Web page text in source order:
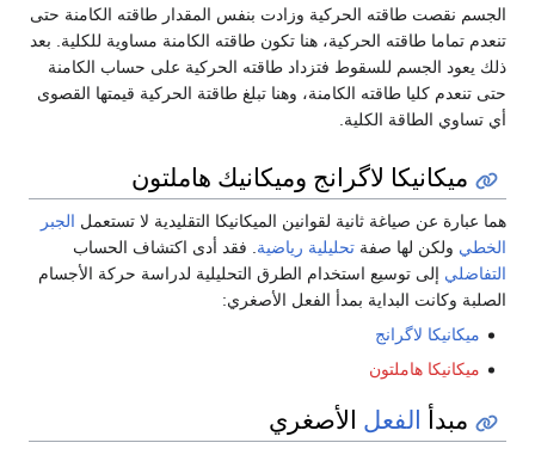
الجسم نقصت طاقته الحركية وزادت بنفس المقدار طاقته الكامنة حتى
تنعدم تماما طاقته الحركية، هنا تكون طاقته الكامنة مساوية للكلية. بعد
ذلك يعود الجسم للسقوط فتزداد طاقته الحركية على حساب الكامنة
حتى تنعدم كليا طاقته الكامنة، وهنا تبلغ طاقتة الحركية قيمتها القصوى
أي تساوي الطاقة الكلية.
ميكانيكا لاگرانج وميكانيك هاملتون
هما عبارة عن صياغة ثانية لقوانين الميكانيكا التقليدية لا تستعمل الجبر
الخطي ولكن لها صفة تحليلية رياضية . فقد أدى اكتشاف الحساب
التفاضلي إلى توسيع استخدام الطرق التحليلية لدراسة حركة الأجسام
الصلبة وكانت البداية بمدأ الفعل الأصغري:
ميكانيكا لاگرانج
ميكانيكا هاملتون
مبدأ الفعل الأصغري